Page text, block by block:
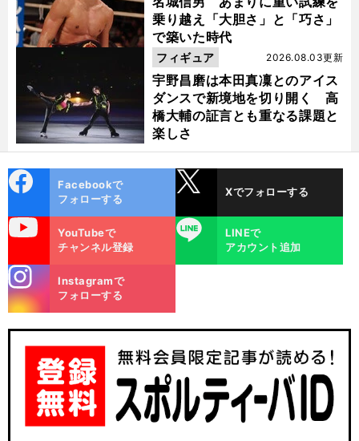
乗り越え「大胆さ」と「巧さ」
で築いた時代
宇野昌磨は本田真凜とのアイス
ダンスで新境地を切り開く 高
橋大輔の証言とも重なる課題と
楽しさ
2026.08.03更新
フィギュア
ok
Facebookで
フォローする
Xでフォローする
YouTubeで
チャンネル登録
LINE
LINEで
アカウント追加
m
Instagramで
フォローする